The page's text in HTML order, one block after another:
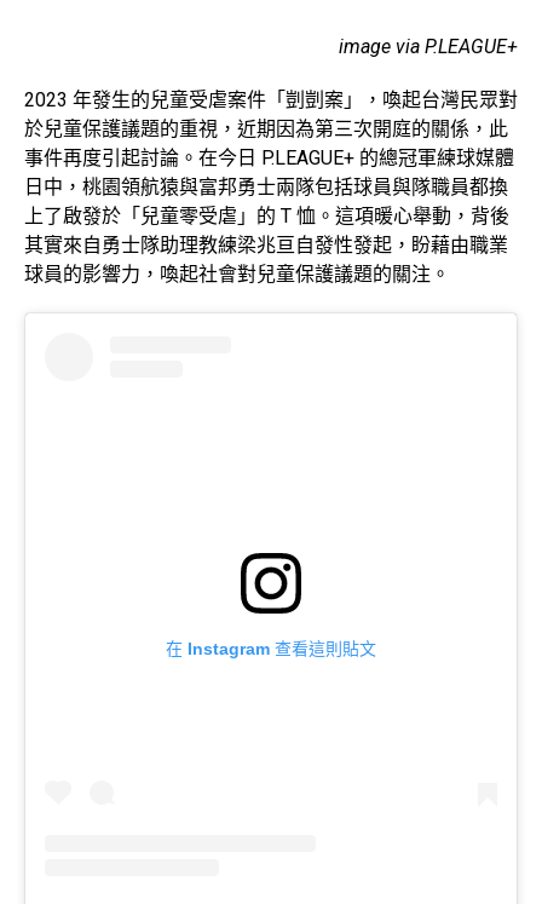
image via P.LEAGUE+
2023 年發生的兒童受虐案件「剴剴案」，喚起台灣民眾對
於兒童保護議題的重視，近期因為第三次開庭的關係，此
事件再度引起討論。在今日 P.LEAGUE+ 的總冠軍練球媒體
日中，桃園領航猿與富邦勇士兩隊包括球員與隊職員都換
上了啟發於「兒童零受虐」的 T 恤。這項暖心舉動，背後
其實來自勇士隊助理教練梁兆亘自發性發起，盼藉由職業
球員的影響力，喚起社會對兒童保護議題的關注。
在 Instagram 查看這則貼文